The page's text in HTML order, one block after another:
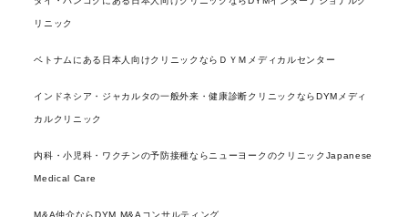
リニック
ベトナムにある日本人向けクリニックならＤＹＭメディカルセンター
インドネシア・ジャカルタの一般外来・健康診断クリニックならDYMメディ
カルクリニック
内科・小児科・ワクチンの予防接種ならニューヨークのクリニックJapanese
Medical Care
M&A仲介ならDYM M&Aコンサルティング